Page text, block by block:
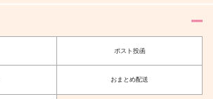
787円
ポスト投函
おまとめ配送